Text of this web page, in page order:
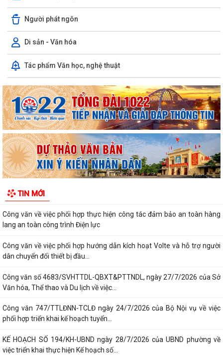
Người phát ngôn
Di sản - Văn hóa
Tác phẩm Văn học, nghệ thuật
TIN MỚI
XÂY DỰNG QUỐC GIA SỐ
NGHỊ ĐỊNH SỐ 309/2026/NĐ-CP, ngày 05/8/2026 sửa đổi, bổ sung
một số điều của Nghị định số...
QUYẾT ĐỊNH SỐ 2917/QĐ-UBND, ngày 25/7/2026 của UBND thành
phố Ban hành Bộ tiêu chí thực hiện Đề án...
Chung kết Hội thi lực lượng tham gia bảo vệ an ninh, trật tự ở cơ sở giỏi
toàn quốc (lần thứ 1) năm...
dân thành phố Hải Phòng Quy định mức...
Công văn về việc phối hợp thực hiện công tác đảm bảo an toàn hàng
lang an toàn công trình Điện lực
Công văn về việc phối hợp hướng dẫn kích hoạt Volte và hỗ trợ người
dân chuyển đổi thiết bị đầu...
Công văn số 4683/SVHTTDL-QBXT&PTTNDL, ngày 27/7/2026 của Sở
Văn hóa, Thể thao và Du lịch về việc...
Công văn 747/TTLĐNN-TCLĐ ngày 24/7/2026 của Bộ Nội vụ về việc
phối hợp triển khai kế hoạch tuyển...
KẾ HOẠCH SỐ 194/KH-UBND ngày 28/7/2026 của UBND phường về
việc triển khai thực hiện Kế hoạch số...